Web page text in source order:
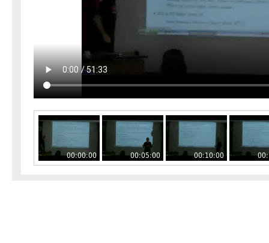
00:00:00 00:05:00 00:10:00